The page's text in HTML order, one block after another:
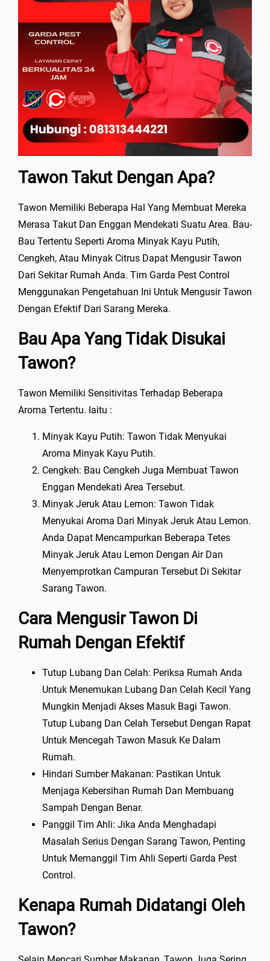
Tawon Takut Dengan Apa?
Tawon Memiliki Beberapa Hal Yang Membuat Mereka
Merasa Takut Dan Enggan Mendekati Suatu Area. Bau-
Bau Tertentu Seperti Aroma Minyak Kayu Putih,
Cengkeh, Atau Minyak Citrus Dapat Mengusir Tawon
Dari Sekitar Rumah Anda. Tim Garda Pest Control
Menggunakan Pengetahuan Ini Untuk Mengusir Tawon
Dengan Efektif Dari Sarang Mereka.
Bau Apa Yang Tidak Disukai
Tawon?
Tawon Memiliki Sensitivitas Terhadap Beberapa
Aroma Tertentu. Iaitu :
Minyak Kayu Putih: Tawon Tidak Menyukai
Aroma Minyak Kayu Putih.
Cengkeh: Bau Cengkeh Juga Membuat Tawon
Enggan Mendekati Area Tersebut.
Minyak Jeruk Atau Lemon: Tawon Tidak
Menyukai Aroma Dari Minyak Jeruk Atau Lemon.
Anda Dapat Mencampurkan Beberapa Tetes
Minyak Jeruk Atau Lemon Dengan Air Dan
Menyemprotkan Campuran Tersebut Di Sekitar
Sarang Tawon.
Cara Mengusir Tawon Di
Rumah Dengan Efektif
Tutup Lubang Dan Celah: Periksa Rumah Anda
Untuk Menemukan Lubang Dan Celah Kecil Yang
Mungkin Menjadi Akses Masuk Bagi Tawon.
Tutup Lubang Dan Celah Tersebut Dengan Rapat
Untuk Mencegah Tawon Masuk Ke Dalam
Rumah.
Hindari Sumber Makanan: Pastikan Untuk
Menjaga Kebersihan Rumah Dan Membuang
Sampah Dengan Benar.
Panggil Tim Ahli: Jika Anda Menghadapi
Masalah Serius Dengan Sarang Tawon, Penting
Untuk Memanggil Tim Ahli Seperti Garda Pest
Control.
Kenapa Rumah Didatangi Oleh
Tawon?